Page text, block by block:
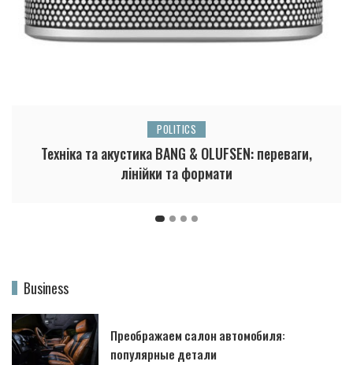
POLITICS
Техніка та акустика BANG & OLUFSEN: переваги,
лінійки та формати
Business
Преображаем салон автомобиля:
популярные детали